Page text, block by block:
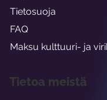
Tietosuoja
FAQ
Maksu kulttuuri- ja
Tietoa meistä